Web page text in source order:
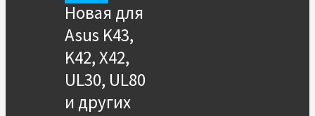
Новая для
Asus K43,
K42, X42,
UL30, UL80
и других